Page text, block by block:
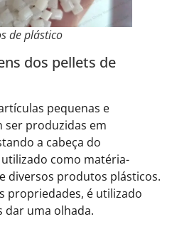
de plástico
dos pellets de
pequenas e
ser produzidas em
a cabeça do
como matéria-
diversos produtos plásticos.
propriedades, é utilizado
dar uma olhada.